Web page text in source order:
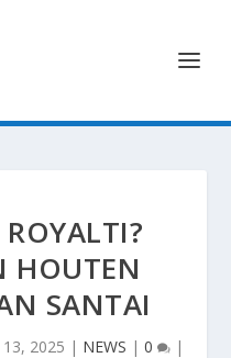
HOUTEN
SANTAI
13, 2025 | NEWS | 0 |